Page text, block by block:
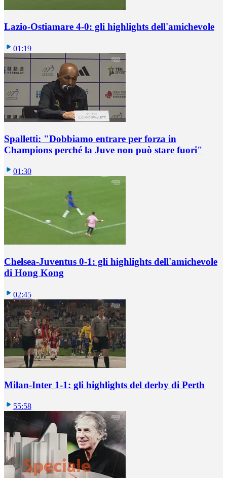
Lazio-Ostiamare 4-0: gli highlights dell'amichevole
01:19
Spalletti: "Dobbiamo entrare per forza in
Champions perché la Juve non può stare fuori"
01:30
Chelsea-Juventus 0-1: gli highlights dell'amichevole
di Hong Kong
02:45
Milan-Inter 1-1: gli highlights del derby di Perth
55:58